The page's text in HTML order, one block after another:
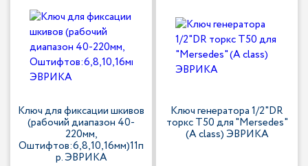
Ключ для фиксации шкивов
(рабочий диапазон 40-
220мм,
Oштифтов:6,8,10,16мм)11п
р. ЭВРИКА
Ключ генератора 1/2"DR
торкс T50 для "Mersedes"
(А class) ЭВРИКА